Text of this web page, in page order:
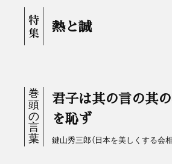
熱と誠
君子は其の言の其
を恥ず
鍵山秀三郎（日本を美しくする会相